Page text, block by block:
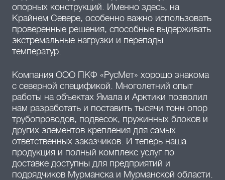
опорных конструкций. Именно здесь, на
Крайнем Севере, особенно важно использовать
проверенные решения, способные выдерживать
экстремальные нагрузки и перепады
температур.
Компания ООО ПКФ «РусМет» хорошо знакома
с северной спецификой. Многолетний опыт
работы на объектах Ямала и Арктики позволил
нам разработать и поставить тысячи тонн опор
трубопроводов, подвесок, пружинных блоков и
других элементов крепления для самых
ответственных заказчиков. И теперь наша
продукция и полный комплекс услуг по
доставке доступны для предприятий и
подрядчиков Мурманска и Мурманской области.